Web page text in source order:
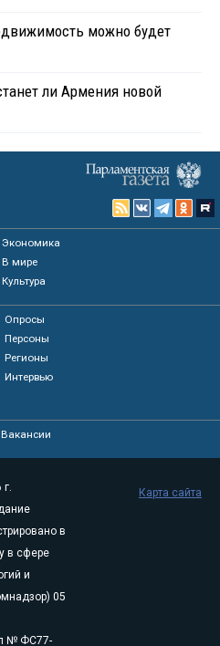
можно будет
ли Армения новой
Экономика
В мире
Культура
Опросы
Персоны
Регионы
Интервью
Вакансии
г.
в
в сфере
и
05
№ ФС77-
Карта сайта